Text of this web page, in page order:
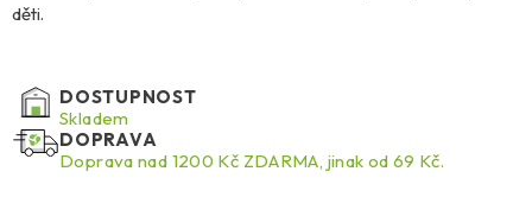
děti.
DOSTUPNOST
Skladem
DOPRAVA
Doprava nad 1200 Kč ZDARMA, jinak od 69 Kč.